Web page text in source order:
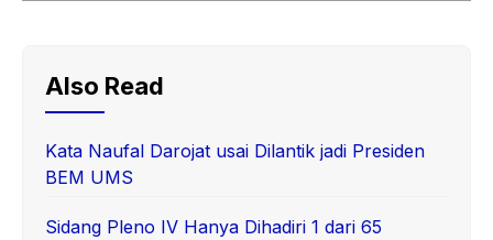
Also Read
Kata Naufal Darojat usai Dilantik jadi Presiden
BEM UMS
Sidang Pleno IV Hanya Dihadiri 1 dari 65